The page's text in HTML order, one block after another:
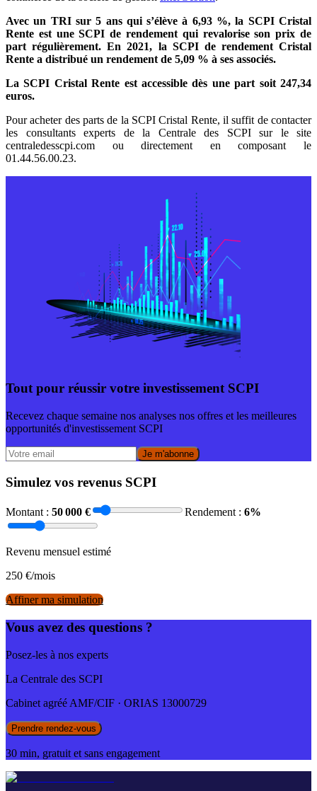
Avec un TRI sur 5 ans qui s’élève à 6,93 %, la SCPI Cristal
Rente est une SCPI de rendement qui revalorise son prix de
part régulièrement. En 2021, la SCPI de rendement Cristal
Rente a distribué un rendement de 5,09 % à ses associés.
La SCPI Cristal Rente est accessible dès une part soit 247,34
euros.
Pour acheter des parts de la SCPI Cristal Rente, il suffit de contacter
les consultants experts de la Centrale des SCPI sur le site
centraledesscpi.com ou directement en composant le
01.44.56.00.23.
Tout pour réussir votre investissement SCPI
Recevez chaque semaine nos analyses nos offres et les meilleures
opportunités d'investissement SCPI
Je m'abonne
Simulez vos revenus SCPI
Montant : 50 000 € Rendement : 6%
Revenu mensuel estimé
250 €/mois
Affiner ma simulation
Vous avez des questions ?
Posez-les à nos experts
La Centrale des SCPI
Cabinet agréé AMF/CIF · ORIAS 13000729
Prendre rendez-vous
30 min, gratuit et sans engagement